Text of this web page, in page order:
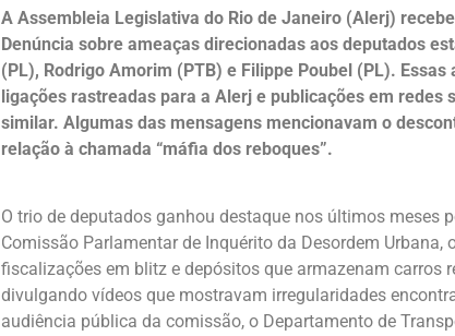
A Assembleia Legislativa do Rio de Janeiro (Alerj)
Denúncia sobre ameaças direcionadas aos deputados
(PL), Rodrigo Amorim (PTB) e Filippe Poubel (PL). Essas
ligações rastreadas para a Alerj e publicações em redes
similar. Algumas das mensagens mencionavam o
relação à chamada “máfia dos reboques”.
O trio de deputados ganhou destaque nos últimos meses
Comissão Parlamentar de Inquérito da Desordem Urbana,
fiscalizações em blitz e depósitos que armazenam carros
divulgando vídeos que mostravam irregularidades
audiência pública da comissão, o Departamento de